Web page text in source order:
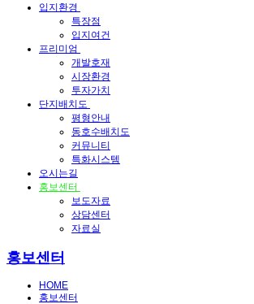
입지환경
특장점
입지여건
프리미엄
개발호재
시장환경
투자가치
단지배치도
평형안내
동호수배치도
커뮤니티
특화시스템
오시는길
홍보센터
보도자료
상담센터
자료실
홍보센터
HOME
홍보센터